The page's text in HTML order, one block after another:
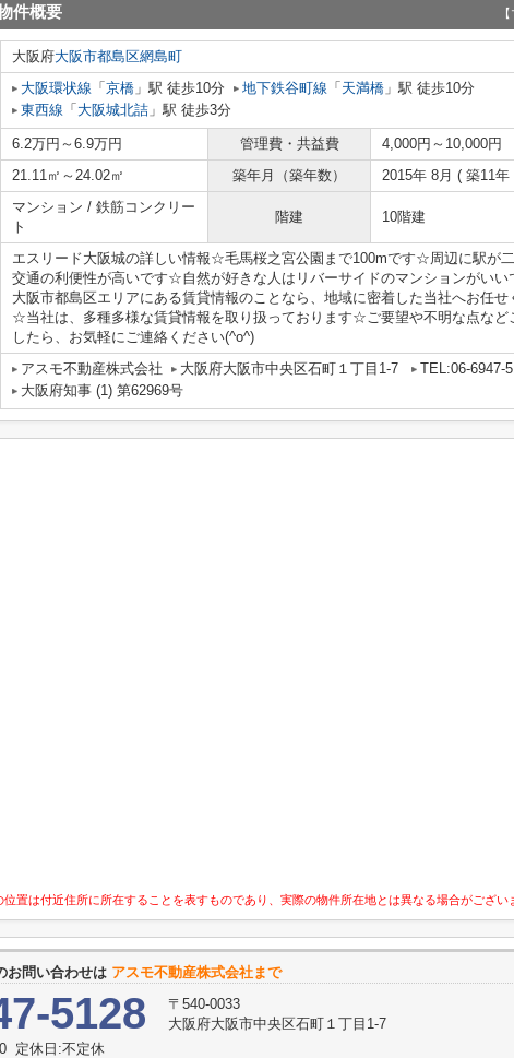
件概要
大阪府大阪市都島区網島町
大阪環状線 「 京橋 」駅 徒歩10分 地下鉄谷町線 「 天満橋 」駅 徒歩10分
東西線 「 大阪城北詰 」駅 徒歩3分
6.2万円～6.9万円 管理費・共益費
4,000円～10,000円
21.11㎡～24.02㎡ 築年月（築年数） 2015年 8月 ( 築11年
マンション / 鉄筋コンクリー
ト
階建 10階建
エスリード大阪城の詳しい情報☆毛馬桜之宮公園まで100mです☆周辺に駅が二
交通の利便性が高いです☆自然が好きな人はリバーサイドのマンションがい
大阪市都島区エリアにある賃貸情報のことなら、地域に密着した当社へお任せ
☆当社は、多種多様な賃貸情報を取り扱っております☆ご要望や不明な点など
したら、お気軽にご連絡ください(^o^)
アスモ不動産株式会社 大阪府大阪市中央区石町１丁目1-7
TEL:06-6947-
大阪府知事 (1) 第62969号
置は付近住所に所在することを表すものであり、実際の物件所在地とは異なる場合がござい
お問い合わせは アスモ不動産株式会社まで
5128
〒540-0033
大阪府大阪市中央区石町１丁目1-7
定休日:不定休